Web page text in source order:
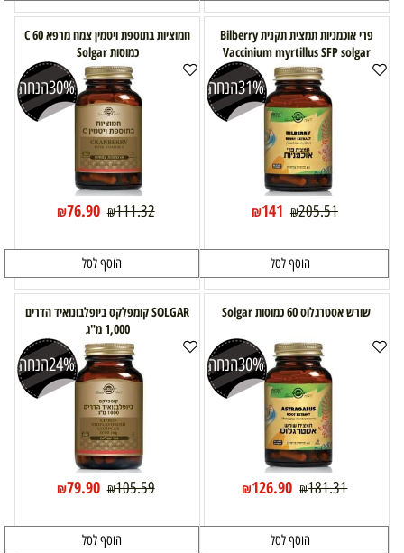
פרי אוכמניות תמצית תקנית Bilberry
Vaccinium myrtillus SFP solgar
31%הנחה
₪205.51
₪141
הוסף לסל
חמוציות בתוספת ויטמין צמח מרפא C 60
כמוסות Solgar
30%הנחה
₪111.32
₪76.90
הוסף לסל
שורש אסטרגלוס 60 כמוסות Solgar
30%הנחה
₪181.31
₪126.90
הוסף לסל
SOLGAR קומפלקס ביופלבונואיד הדרים
1,000 מ"ג
24%הנחה
₪105.59
₪79.90
הוסף לסל